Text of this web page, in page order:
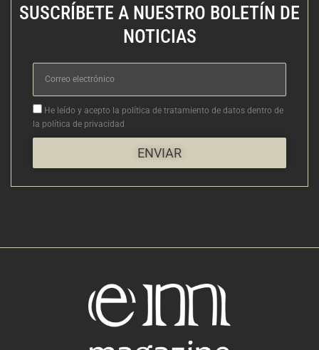
SUSCRÍBETE A NUESTRO BOLETÍN DE
NOTICIAS
Correo
electrónico
Aceptacion
He leído y acepto la política de tratamiento de datos dentro de
la política de privacidad
ENVIAR